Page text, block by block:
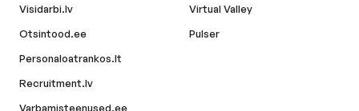
Visidarbi.lv
Otsintood.ee
Personaloatrankos.lt
Recruitment.lv
Varbamisteenused.ee
Virtual Valley
Pulser